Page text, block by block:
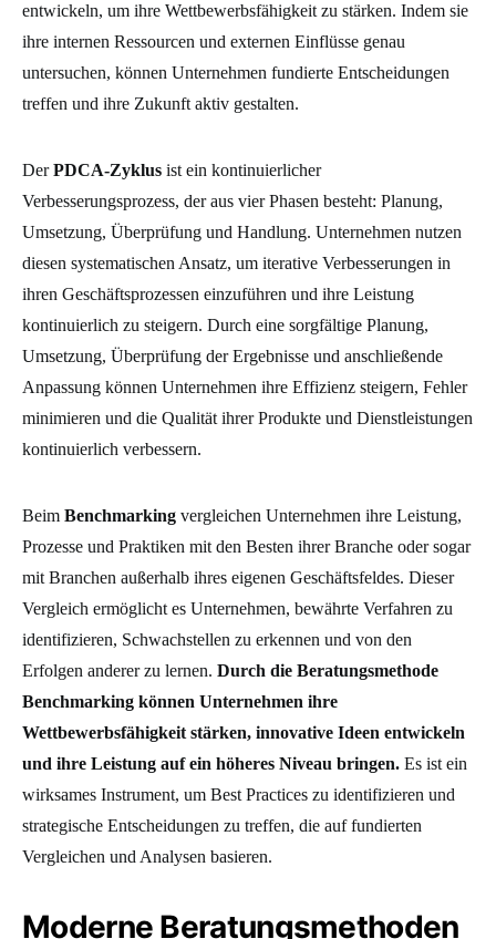
entwickeln, um ihre Wettbewerbsfähigkeit zu stärken. Indem sie
ihre internen Ressourcen und externen Einflüsse genau
untersuchen, können Unternehmen fundierte Entscheidungen
treffen und ihre Zukunft aktiv gestalten.
DerPDCA-Zyklus ist ein kontinuierlicher
Verbesserungsprozess, der aus vier Phasen besteht: Planung,
Umsetzung, Überprüfung und Handlung. Unternehmen nutzen
diesen systematischen Ansatz, um iterative Verbesserungen in
ihren Geschäftsprozessen einzuführen und ihre Leistung
kontinuierlich zu steigern. Durch eine sorgfältige Planung,
Umsetzung, Überprüfung der Ergebnisse und anschließende
Anpassung können Unternehmen ihre Effizienz steigern, Fehler
minimieren und die Qualität ihrer Produkte und Dienstleistungen
kontinuierlich verbessern.
Beim Benchmarking vergleichen Unternehmen ihre Leistung,
Prozesse und Praktiken mit den Besten ihrer Branche oder sogar
mit Branchen außerhalb ihres eigenen Geschäftsfeldes. Dieser
Vergleich ermöglicht es Unternehmen, bewährte Verfahren zu
identifizieren, Schwachstellen zu erkennen und von den
Erfolgen anderer zu lernen. Durch die Beratungsmethode
Benchmarking können Unternehmen ihre
Wettbewerbsfähigkeit stärken, innovative Ideen entwickeln
und ihre Leistung auf ein höheres Niveau bringen. Es ist ein
wirksames Instrument, um Best Practices zu identifizieren und
strategische Entscheidungen zu treffen, die auf fundierten
Vergleichen und Analysen basieren.
Moderne Beratungsmethoden